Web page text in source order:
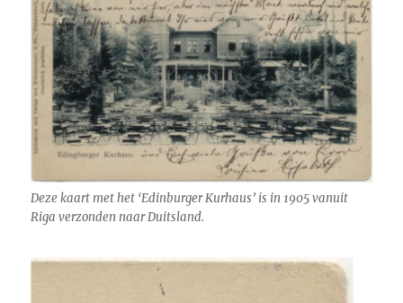
Deze kaart met het ‘Edinburger Kurhaus’ is in 1905 vanuit
Riga verzonden naar Duitsland.